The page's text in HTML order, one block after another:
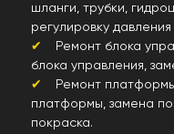
шланги, трубки,
регулировку
Ремонт блока
блока управления,
Ремонт
платформы, замена
покраска.